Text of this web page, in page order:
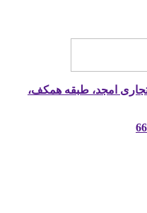
امجد، طبقه همکف،